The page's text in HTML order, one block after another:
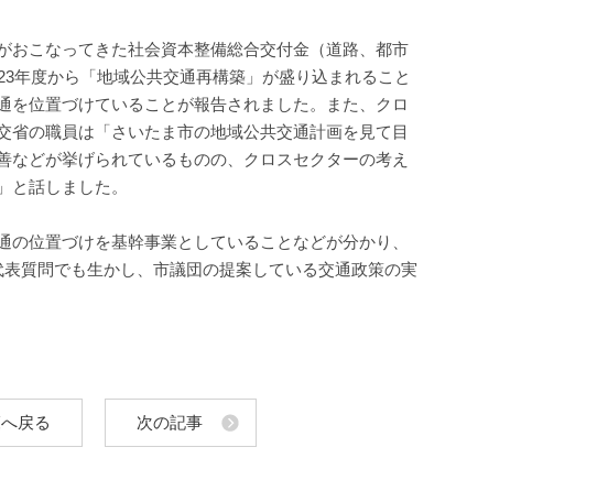
こなってきた社会資本整備総合交付金（道路、都市
年度から「地域公共交通再構築」が盛り込まれること
位置づけていることが報告されました。また、クロ
の職員は「さいたま市の地域公共交通計画を見て目
どが挙げられているものの、クロスセクターの考え
話しました。
位置づけを基幹事業としていることなどが分かり、
質問でも生かし、市議団の提案している交通政策の実
戻る 次の記事